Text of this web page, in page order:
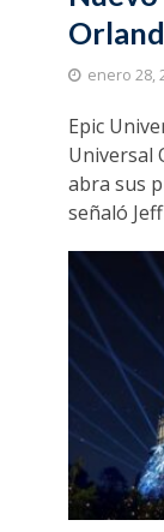
enero 28,
Epic
Universal
abra sus
señaló